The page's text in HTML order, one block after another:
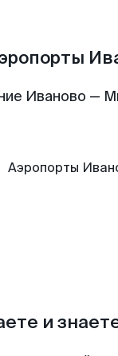
Иваново —
Аэропорты
и